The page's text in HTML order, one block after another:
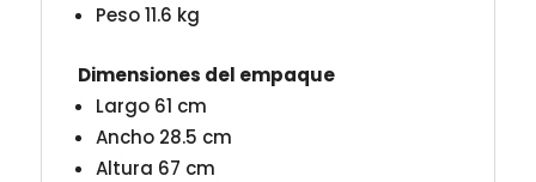
Peso 11.6 kg
Dimensiones del empaque
Largo 61 cm
Ancho 28.5 cm
Altura 67 cm